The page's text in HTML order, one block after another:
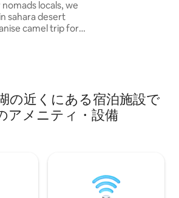
locals, we
sahara desert
camel trip for
-Desert Camp, -
-4x4 Day Tours, -
More Info
Via
の近くにある宿泊施設で
アメニティ・設備